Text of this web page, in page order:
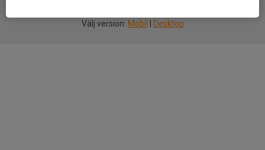
Välj version: Mobil Desktop